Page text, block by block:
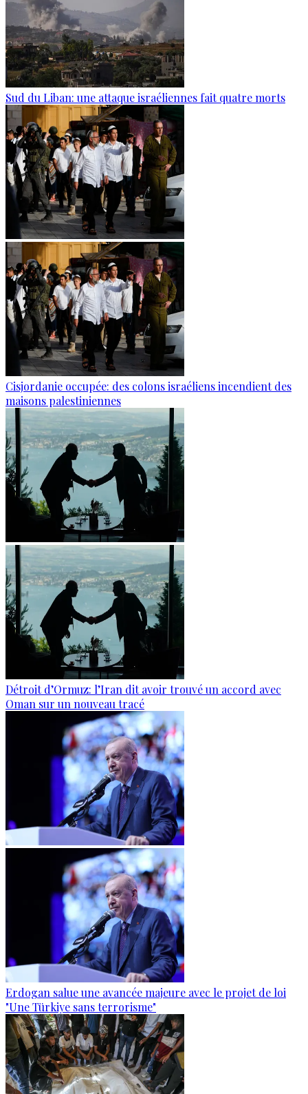
Sud du Liban: une attaque israéliennes fait quatre morts
Cisjordanie occupée: des colons israéliens incendient des
maisons palestiniennes
Détroit d’Ormuz: l’Iran dit avoir trouvé un accord avec
Oman sur un nouveau tracé
Erdogan salue une avancée majeure avec le projet de loi
"Une Türkiye sans terrorisme"